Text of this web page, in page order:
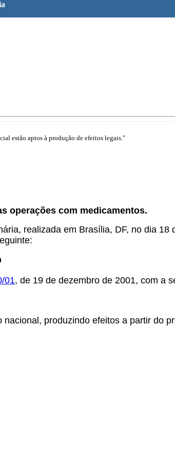
estão aptos à produção de efeitos legais."
operações com medicamentos.
realizada em Brasília, DF, no dia 18
01, de 19 de dezembro de 2001, com a
produzindo efeitos a partir do